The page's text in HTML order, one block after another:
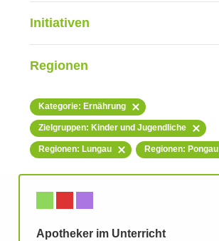
Initiativen
Regionen
Kategorie: Ernährung
Zielgruppen: Kinder und Jugendliche
Regionen: Lungau Regionen: Pongau
Apotheker im Unterricht